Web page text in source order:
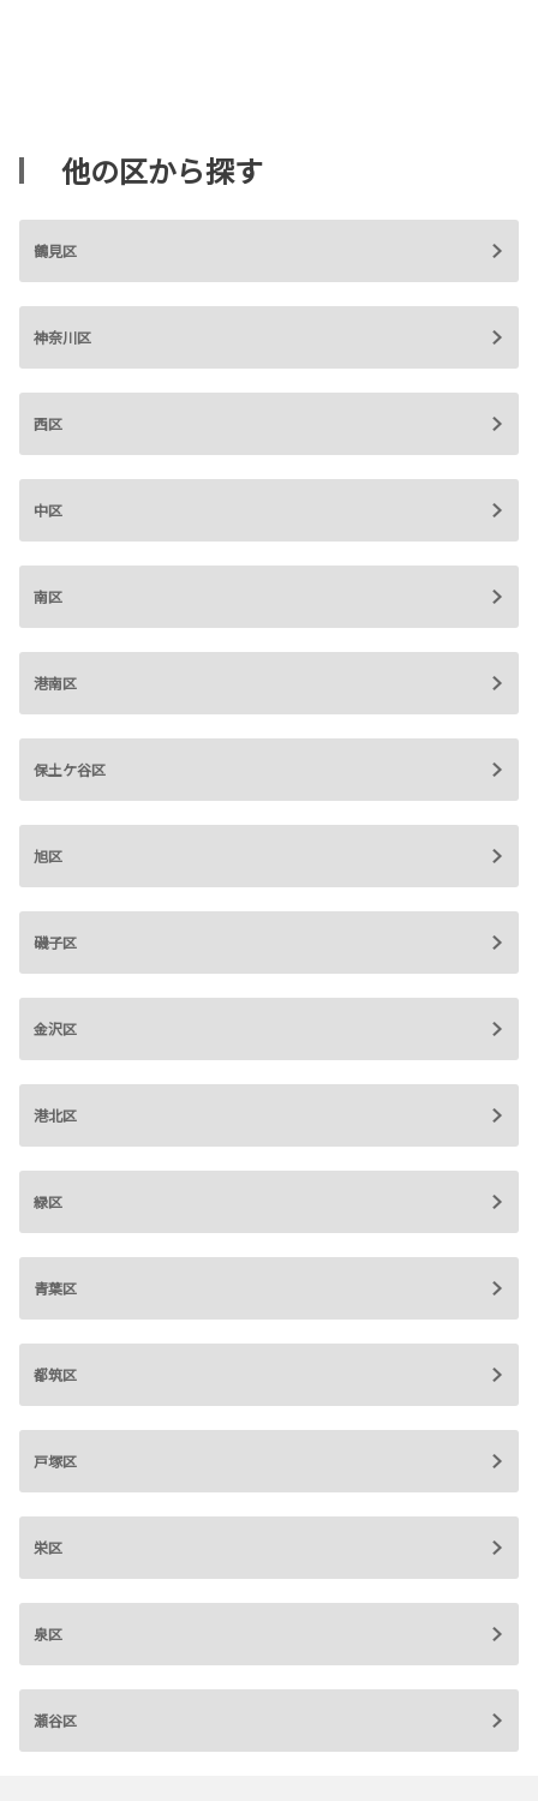
他の区から探す
鶴見区
神奈川区
西区
中区
南区
港南区
保土ケ谷区
旭区
磯子区
金沢区
港北区
緑区
青葉区
都筑区
戸塚区
栄区
泉区
瀬谷区